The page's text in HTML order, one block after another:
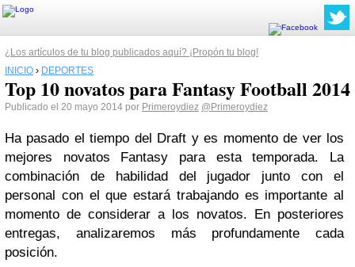
¿Los artículos de tu blog publicados aquí? ¡Propón tu blog!
INICIO › DEPORTES
Top 10 novatos para Fantasy Football 2014
Publicado el 20 mayo 2014 por Primeroydiez @Primeroydiez
Ha pasado el tiempo del Draft y es momento de ver los
mejores novatos Fantasy para esta temporada. La
combinación de habilidad del jugador junto con el
personal con el que estará trabajando es importante al
momento de considerar a los novatos. En posteriores
entregas, analizaremos más profundamente cada
posición.